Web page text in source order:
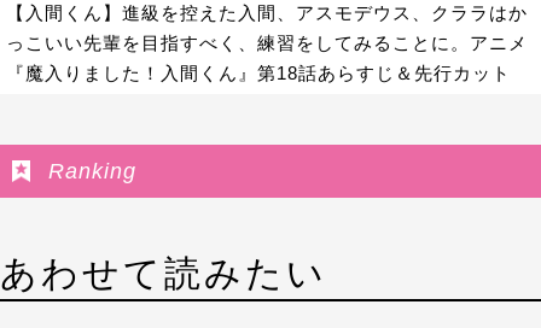
【入間くん】進級を控えた入間、アスモデウス、クララはか
っこいい先輩を目指すべく、練習をしてみることに。アニメ
『魔入りました！入間くん』第18話あらすじ＆先行カット
Ranking
あわせて読みたい